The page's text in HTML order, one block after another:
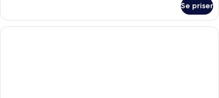
værelse
Se priser